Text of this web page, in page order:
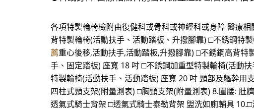
各項特製輪椅檢附由復健科或骨科或神經科或身障 醫療
背特製輪椅(活動扶手、活動踏板、升撥腳靠) □不銹鋼特
薦重心後移,活動扶手,活動踏板,升撥腳靠) □不銹鋼高背
手、固定踏板) 座寬 18 吋 □不銹鋼加重型特製輪椅(活動
特製輪椅(活動扶手、活動踏板) 座寬 20 吋 頸部及軀幹用
四柱式頸支架(附量測表) □胸頸支架(附量測表) 8.圍腰: 肚
透氣式騎士背架 □透氣式騎士泰勒背架 盥洗如廁輔具